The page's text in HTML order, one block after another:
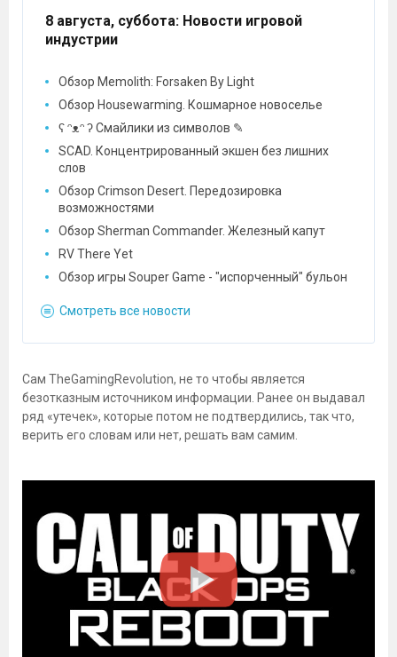
8 августа, суббота: Новости игровой
индустрии
Обзор Memolith: Forsaken By Light
Обзор Housewarming. Кошмарное новоселье
ʕ ᵔᴥᵔ ʔ Смайлики из символов ✎
SCAD. Концентрированный экшен без лишних
слов
Обзор Crimson Desert. Передозировка
возможностями
Обзор Sherman Commander. Железный капут
RV There Yet
Обзор игры Souper Game - "испорченный" бульон
Смотреть все новости
Сам TheGamingRevolution, не то чтобы является
безотказным источником информации. Ранее он выдавал
ряд «утечек», которые потом не подтвердились, так что,
верить его словам или нет, решать вам самим.